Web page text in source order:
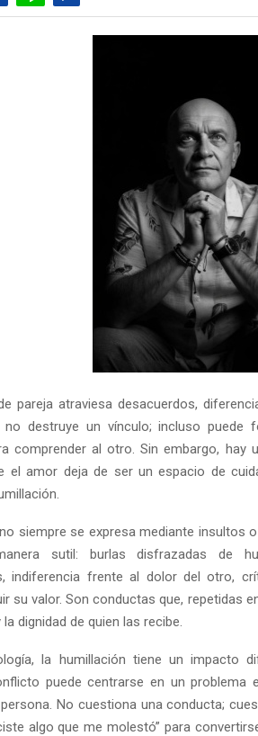
pareja atraviesa desacuerdos,
destruye un vínculo; incluso puede
comprender al otro. Sin embargo, hay
el amor deja de ser un espacio de
siempre se expresa mediante insultos
sutil: burlas disfrazadas de
indiferencia frente al dolor del otro,
su valor. Son conductas que, repetidas
dignidad de quien las recibe.
la humillación tiene un impacto
puede centrarse en un problema
No cuestiona una conducta;
algo que me molestó” para